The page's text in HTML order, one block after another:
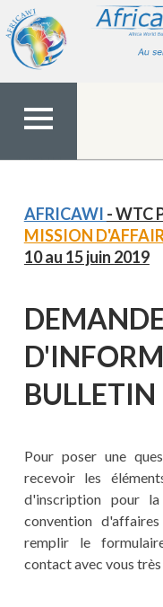
contenu
MENU
AFRICAWI - WTC
MISSION
10 au 15 juin 2019
Pour poser une
recevoir les
d'inscription pour la
convention d'affaires
remplir le
contact avec vous